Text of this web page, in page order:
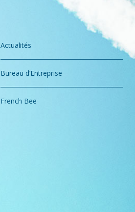
Actualités
Bureau d’Entreprise
French Bee